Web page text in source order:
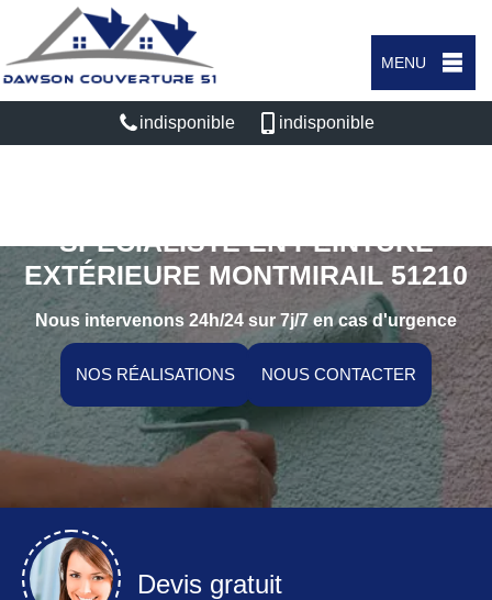
MENU
indisponible indisponible
SPÉCIALISTE EN PEINTURE
EXTÉRIEURE MONTMIRAIL 51210
Nous intervenons 24h/24 sur 7j/7 en cas d'urgence
NOS RÉALISATIONS NOUS CONTACTER
Devis gratuit